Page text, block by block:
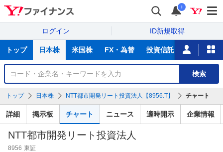
i
ログイン ID新規取得
サ
トップ 日本株 米国株 FX・為替 投資信託 ニュース
銘
検
索
検索
トップ 日本株 NTT都市開発リート投資法人【8956.T】 チャート
詳細 掲示板 チャート ニュース 適時開示 企業情報
NTT都市開発リート投資法人
8956 東証